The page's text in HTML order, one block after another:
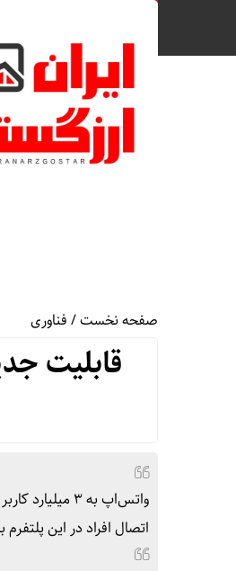
باغچه‌های خانگی در کاهش
صفحه نخست/فناوری
قابلیت
واتس‌اپ به ۳
اتصال افراد در این